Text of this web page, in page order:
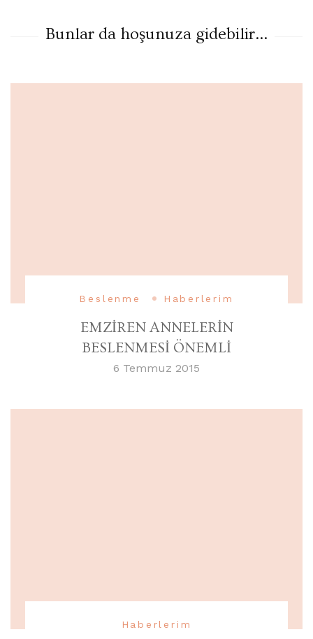
Bunlar da hoşunuza gidebilir...
Beslenme Haberlerim
EMZİREN ANNELERİN
BESLENMESİ ÖNEMLİ
6 Temmuz 2015
Haberlerim